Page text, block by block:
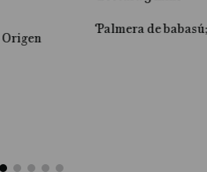
Origen
Palmera de